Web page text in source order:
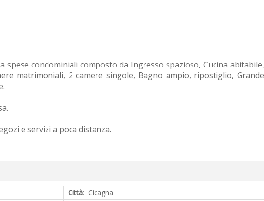
condominiali composto da Ingresso spazioso, Cucina abitabile,
matrimoniali, 2 camere singole, Bagno ampio, ripostiglio, Grande
e servizi a poca distanza.
Città: Cicagna